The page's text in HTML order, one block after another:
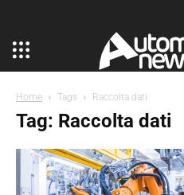
Home Tags Raccolta dati
Tag: Raccolta dati